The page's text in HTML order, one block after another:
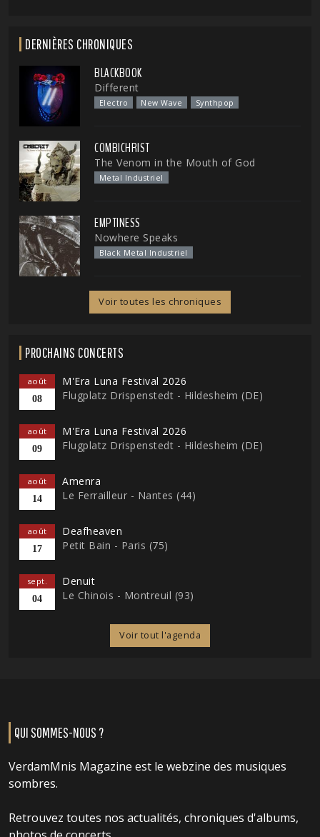
DERNIÈRES CHRONIQUES
BLACKBOOK
Different
Electro New Wave Synthpop
COMBICHRIST
The Venom in the Mouth of God
Metal Industriel
EMPTINESS
Nowhere Speaks
Black Metal Industriel
Voir toutes les chroniques
PROCHAINS CONCERTS
août
08
M'Era Luna Festival 2026
Flugplatz Drispenstedt - Hildesheim (DE)
août
09
M'Era Luna Festival 2026
Flugplatz Drispenstedt - Hildesheim (DE)
août
14
Amenra
Le Ferrailleur - Nantes (44)
août
17
Deafheaven
Petit Bain - Paris (75)
sept.
04
Denuit
Le Chinois - Montreuil (93)
Voir tout l'agenda
QUI SOMMES-NOUS ?
VerdamMnis Magazine est le webzine des musiques
sombres.
Retrouvez toutes nos actualités, chroniques d'albums,